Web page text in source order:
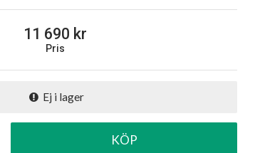
Pris
11 690
Ej i lager
KÖP